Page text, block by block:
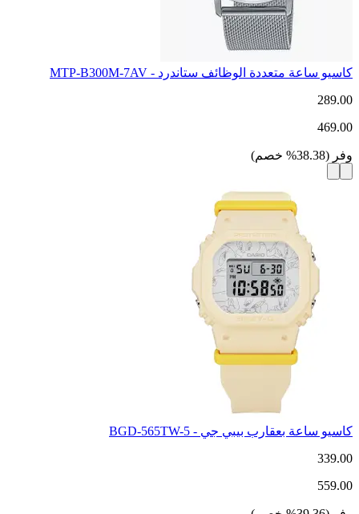
كاسيو ساعة متعددة الوظائف ستاندرد - MTP-B300M-7AV
289.00
469.00
وفر (
38.38
% خصم)
كاسيو ساعة بعقارب بيبي جي - BGD-565TW-5
339.00
559.00